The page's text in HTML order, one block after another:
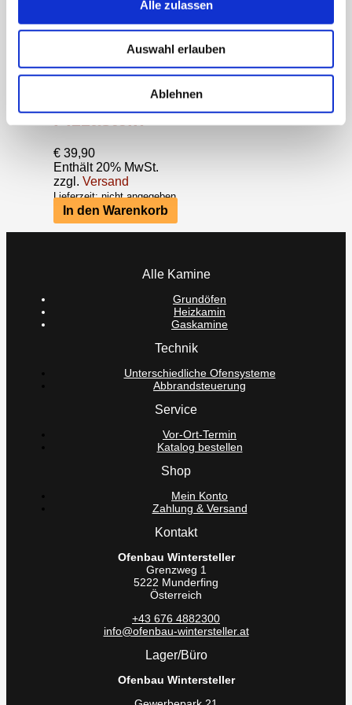
Alle zulassen
Auswahl erlauben
Ablehnen
Pizzastein
€ 39,90
Enthält 20% MwSt.
zzgl. Versand
Lieferzeit: nicht angegeben
In den Warenkorb
Alle Kamine
Grundöfen
Heizkamin
Gaskamine
Technik
Unterschiedliche Ofensysteme
Abbrandsteuerung
Service
Vor-Ort-Termin
Katalog bestellen
Shop
Mein Konto
Zahlung & Versand
Kontakt
Ofenbau Wintersteller
Grenzweg 1
5222 Munderfing
Österreich
+43 676 4882300
info@ofenbau-wintersteller.at
Lager/Büro
Ofenbau Wintersteller